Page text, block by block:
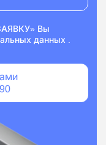
Вы
данных